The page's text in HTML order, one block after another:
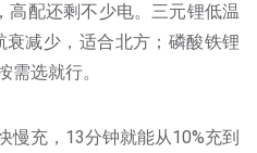
高配还剩不少电。三元锂低温
减少，适合北方；磷酸铁锂
需选就行。
慢充，13分钟就能从10%充到